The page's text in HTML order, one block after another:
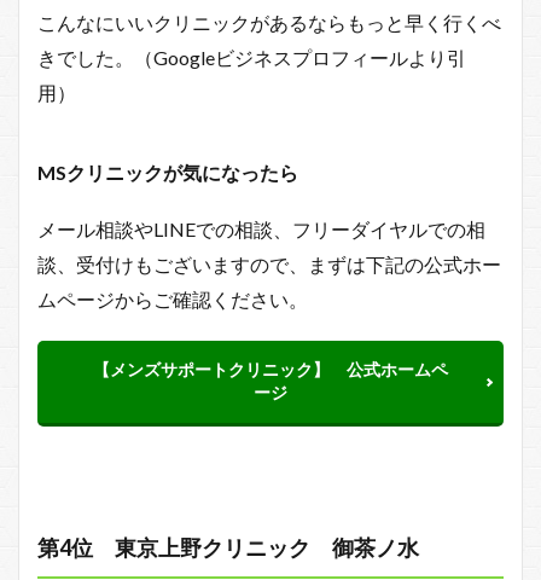
こんなにいいクリニックがあるならもっと早く行くべ
きでした。（Googleビジネスプロフィールより引
用）
MSクリニックが気になったら
メール相談やLINEでの相談、フリーダイヤルでの相
談、受付けもございますので、まずは下記の公式ホー
ムページからご確認ください。
【メンズサポートクリニック】 公式ホームペ
ージ
第4位 東京上野クリニック 御茶ノ水